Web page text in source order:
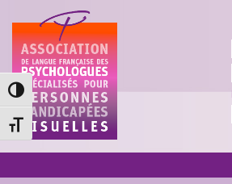
Passer en contraste élevé
Changer la taille de la police